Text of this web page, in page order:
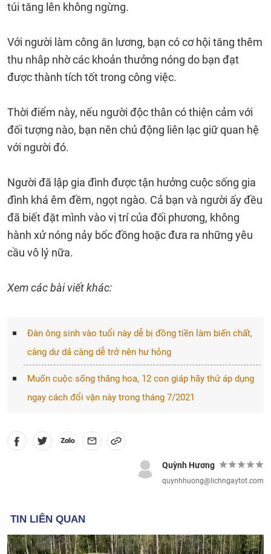
túi tăng lên không ngừng.
Với người làm công ăn lương, bạn có cơ hội tăng thêm
thu nhâp nhờ các khoản thưởng nóng do bạn đạt
được thành tích tốt trong công việc.
Thời điểm này, nếu người độc thân có thiện cảm với
đối tượng nào, bạn nên chủ động liên lạc giữ quan hệ
với người đó.
Người đã lập gia đình được tận hưởng cuộc sống gia
đình khá êm đềm, ngọt ngào. Cả bạn và người ấy đều
đã biết đặt mình vào vị trí của đối phương, không
hành xử nóng nảy bốc đồng hoặc đưa ra những yêu
cầu vô lý nữa.
Xem các bài viết khác:
Đàn ông sinh vào tuổi này dễ bị đồng tiền làm biến chất,
càng dư dả càng dễ trở nên hư hỏng
Muốn cuộc sống thăng hoa, 12 con giáp hãy thử áp dụng
ngay cách đổi vận này trong tháng 7/2021
Quỳnh Hương
quynhhuong@lichngaytot.com